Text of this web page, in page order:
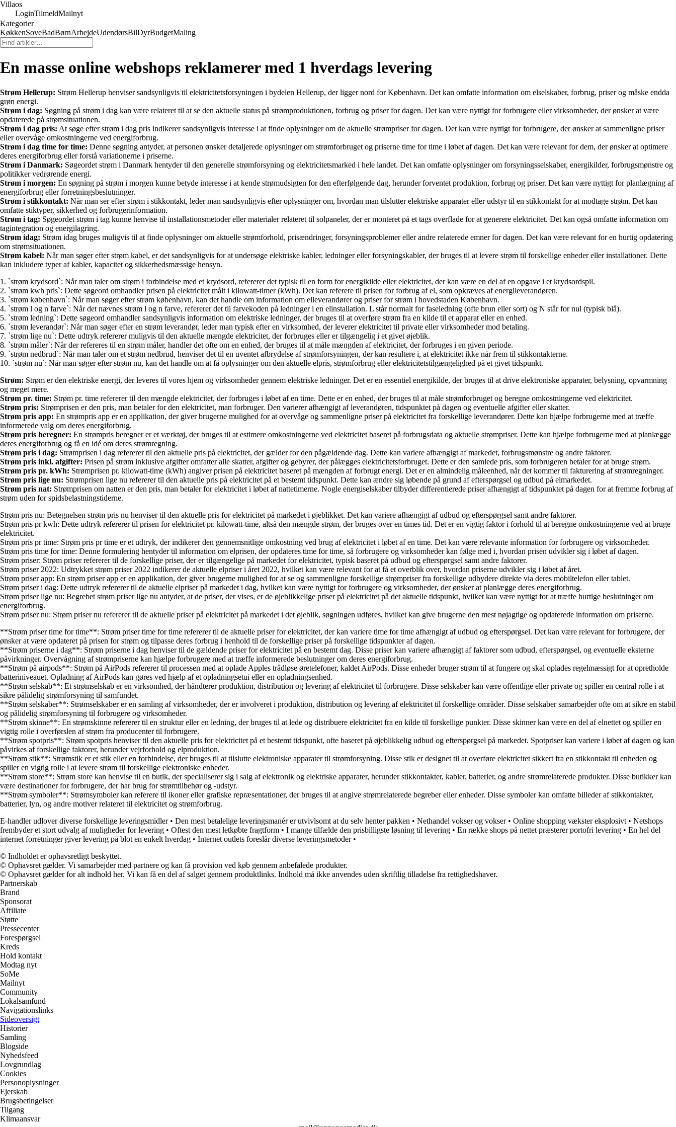
Villaos
LoginTilmeldMailnyt
Kategorier
KøkkenSoveBadBørnArbejdeUdendørsBilDyrBudgetMaling
En masse online webshops reklamerer med 1 hverdags levering
Strøm Hellerup: Strøm Hellerup henviser sandsynligvis til elektricitetsforsyningen i bydelen Hellerup, der ligger nord for København. Det kan omfatte information om elselskaber, forbrug, priser og måske endda
grøn energi.
Strøm i dag: Søgning på strøm i dag kan være relateret til at se den aktuelle status på strømproduktionen, forbrug og priser for dagen. Det kan være nyttigt for forbrugere eller virksomheder, der ønsker at være
opdaterede på strømsituationen.
Strøm i dag pris: At søge efter strøm i dag pris indikerer sandsynligvis interesse i at finde oplysninger om de aktuelle strømpriser for dagen. Det kan være nyttigt for forbrugere, der ønsker at sammenligne priser
eller overvåge omkostningerne ved energiforbrug.
Strøm i dag time for time: Denne søgning antyder, at personen ønsker detaljerede oplysninger om strømforbruget og priserne time for time i løbet af dagen. Det kan være relevant for dem, der ønsker at optimere
deres energiforbrug eller forstå variationerne i priserne.
Strøm i Danmark: Søgeordet strøm i Danmark hentyder til den generelle strømforsyning og elektricitetsmarked i hele landet. Det kan omfatte oplysninger om forsyningsselskaber, energikilder, forbrugsmønstre og
politikker vedrørende energi.
Strøm i morgen: En søgning på strøm i morgen kunne betyde interesse i at kende strømudsigten for den efterfølgende dag, herunder forventet produktion, forbrug og priser. Det kan være nyttigt for planlægning af
energiforbrug eller forretningsbeslutninger.
Strøm i stikkontakt: Når man ser efter strøm i stikkontakt, leder man sandsynligvis efter oplysninger om, hvordan man tilslutter elektriske apparater eller udstyr til en stikkontakt for at modtage strøm. Det kan
omfatte stiktyper, sikkerhed og forbrugerinformation.
Strøm i tag: Søgeordet strøm i tag kunne henvise til installationsmetoder eller materialer relateret til solpaneler, der er monteret på et tags overflade for at generere elektricitet. Det kan også omfatte information om
tagintegration og energilagring.
Strøm idag: Strøm idag bruges muligvis til at finde oplysninger om aktuelle strømforhold, prisændringer, forsyningsproblemer eller andre relaterede emner for dagen. Det kan være relevant for en hurtig opdatering
om strømsituationen.
Strøm kabel: Når man søger efter strøm kabel, er det sandsynligvis for at undersøge elektriske kabler, ledninger eller forsyningskabler, der bruges til at levere strøm til forskellige enheder eller installationer. Dette
kan inkludere typer af kabler, kapacitet og sikkerhedsmæssige hensyn.
1. `strøm krydsord`: Når man taler om strøm i forbindelse med et krydsord, refererer det typisk til en form for energikilde eller elektricitet, der kan være en del af en opgave i et krydsordspil.
2. `strøm kwh pris`: Dette søgeord omhandler prisen på elektricitet målt i kilowatt-timer (kWh). Det kan referere til prisen for forbrug af el, som opkræves af energileverandøren.
3. `strøm københavn`: Når man søger efter strøm københavn, kan det handle om information om elleverandører og priser for strøm i hovedstaden København.
4. `strøm l og n farve`: Når det nævnes strøm l og n farve, refererer det til farvekoden på ledninger i en elinstallation. L står normalt for faseledning (ofte brun eller sort) og N står for nul (typisk blå).
5. `strøm ledning`: Dette søgeord omhandler sandsynligvis information om elektriske ledninger, der bruges til at overføre strøm fra en kilde til et apparat eller en enhed.
6. `strøm leverandør`: Når man søger efter en strøm leverandør, leder man typisk efter en virksomhed, der leverer elektricitet til private eller virksomheder mod betaling.
7. `strøm lige nu`: Dette udtryk refererer muligvis til den aktuelle mængde elektricitet, der forbruges eller er tilgængelig i et givet øjeblik.
8. `strøm måler`: Når der refereres til en strøm måler, handler det ofte om en enhed, der bruges til at måle mængden af elektricitet, der forbruges i en given periode.
9. `strøm nedbrud`: Når man taler om et strøm nedbrud, henviser det til en uventet afbrydelse af strømforsyningen, der kan resultere i, at elektricitet ikke når frem til stikkontakterne.
10. `strøm nu`: Når man søger efter strøm nu, kan det handle om at få oplysninger om den aktuelle elpris, strømforbrug eller elektricitetstilgængelighed på et givet tidspunkt.
Strøm: Strøm er den elektriske energi, der leveres til vores hjem og virksomheder gennem elektriske ledninger. Det er en essentiel energikilde, der bruges til at drive elektroniske apparater, belysning, opvarmning
og meget mere.
Strøm pr. time: Strøm pr. time refererer til den mængde elektricitet, der forbruges i løbet af en time. Dette er en enhed, der bruges til at måle strømforbruget og beregne omkostningerne ved elektricitet.
Strøm pris: Strømprisen er den pris, man betaler for den elektricitet, man forbruger. Den varierer afhængigt af leverandøren, tidspunktet på dagen og eventuelle afgifter eller skatter.
Strøm pris app: En strømpris app er en applikation, der giver brugerne mulighed for at overvåge og sammenligne priser på elektricitet fra forskellige leverandører. Dette kan hjælpe forbrugerne med at træffe
informerede valg om deres energiforbrug.
Strøm pris beregner: En strømpris beregner er et værktøj, der bruges til at estimere omkostningerne ved elektricitet baseret på forbrugsdata og aktuelle strømpriser. Dette kan hjælpe forbrugerne med at planlægge
deres energiforbrug og få en idé om deres strømregning.
Strøm pris i dag: Strømprisen i dag refererer til den aktuelle pris på elektricitet, der gælder for den pågældende dag. Dette kan variere afhængigt af markedet, forbrugsmønstre og andre faktorer.
Strøm pris inkl. afgifter: Prisen på strøm inklusive afgifter omfatter alle skatter, afgifter og gebyrer, der pålægges elektricitetsforbruget. Dette er den samlede pris, som forbrugeren betaler for at bruge strøm.
Strøm pris pr. kWh: Strømprisen pr. kilowatt-time (kWh) angiver prisen på elektricitet baseret på mængden af forbrugt energi. Det er en almindelig måleenhed, når det kommer til fakturering af strømregninger.
Strøm pris lige nu: Strømprisen lige nu refererer til den aktuelle pris på elektricitet på et bestemt tidspunkt. Dette kan ændre sig løbende på grund af efterspørgsel og udbud på elmarkedet.
Strøm pris nat: Strømprisen om natten er den pris, man betaler for elektricitet i løbet af nattetimerne. Nogle energiselskaber tilbyder differentierede priser afhængigt af tidspunktet på dagen for at fremme forbrug af
strøm uden for spidsbelastningstiderne.
Strøm pris nu: Betegnelsen strøm pris nu henviser til den aktuelle pris for elektricitet på markedet i øjeblikket. Det kan variere afhængigt af udbud og efterspørgsel samt andre faktorer.
Strøm pris pr kwh: Dette udtryk refererer til prisen for elektricitet pr. kilowatt-time, altså den mængde strøm, der bruges over en times tid. Det er en vigtig faktor i forhold til at beregne omkostningerne ved at bruge
elektricitet.
Strøm pris pr time: Strøm pris pr time er et udtryk, der indikerer den gennemsnitlige omkostning ved brug af elektricitet i løbet af en time. Det kan være relevante information for forbrugere og virksomheder.
Strøm pris time for time: Denne formulering hentyder til information om elprisen, der opdateres time for time, så forbrugere og virksomheder kan følge med i, hvordan prisen udvikler sig i løbet af dagen.
Strøm priser: Strøm priser refererer til de forskellige priser, der er tilgængelige på markedet for elektricitet, typisk baseret på udbud og efterspørgsel samt andre faktorer.
Strøm priser 2022: Udtrykket strøm priser 2022 indikerer de aktuelle elpriser i året 2022, hvilket kan være relevant for at få et overblik over, hvordan priserne udvikler sig i løbet af året.
Strøm priser app: En strøm priser app er en applikation, der giver brugerne mulighed for at se og sammenligne forskellige strømpriser fra forskellige udbydere direkte via deres mobiltelefon eller tablet.
Strøm priser i dag: Dette udtryk refererer til de aktuelle elpriser på markedet i dag, hvilket kan være nyttigt for forbrugere og virksomheder, der ønsker at planlægge deres energiforbrug.
Strøm priser lige nu: Begrebet strøm priser lige nu antyder, at de priser, der vises, er de øjeblikkelige priser på elektricitet på det aktuelle tidspunkt, hvilket kan være nyttigt for at træffe hurtige beslutninger om
energiforbrug.
Strøm priser nu: Strøm priser nu refererer til de aktuelle priser på elektricitet på markedet i det øjeblik, søgningen udføres, hvilket kan give brugerne den mest nøjagtige og opdaterede information om priserne.
**Strøm priser time for time**: Strøm priser time for time refererer til de aktuelle priser for elektricitet, der kan variere time for time afhængigt af udbud og efterspørgsel. Det kan være relevant for forbrugere, der
ønsker at være opdateret på prisen for strøm og tilpasse deres forbrug i henhold til de forskellige priser på forskellige tidspunkter af dagen.
**Strøm priserne i dag**: Strøm priserne i dag henviser til de gældende priser for elektricitet på en bestemt dag. Disse priser kan variere afhængigt af faktorer som udbud, efterspørgsel, og eventuelle eksterne
påvirkninger. Overvågning af strømpriserne kan hjælpe forbrugere med at træffe informerede beslutninger om deres energiforbrug.
**Strøm på airpods**: Strøm på AirPods refererer til processen med at oplade Apples trådløse øretelefoner, kaldet AirPods. Disse enheder bruger strøm til at fungere og skal oplades regelmæssigt for at opretholde
batteriniveauet. Opladning af AirPods kan gøres ved hjælp af et opladningsetui eller en opladningsenhed.
**Strøm selskab**: Et strømselskab er en virksomhed, der håndterer produktion, distribution og levering af elektricitet til forbrugere. Disse selskaber kan være offentlige eller private og spiller en central rolle i at
sikre pålidelig strømforsyning til samfundet.
**Strøm selskaber**: Strømselskaber er en samling af virksomheder, der er involveret i produktion, distribution og levering af elektricitet til forskellige områder. Disse selskaber samarbejder ofte om at sikre en stabil
og pålidelig strømforsyning til forbrugere og virksomheder.
**Strøm skinne**: En strømskinne refererer til en struktur eller en ledning, der bruges til at lede og distribuere elektricitet fra en kilde til forskellige punkter. Disse skinner kan være en del af elnettet og spiller en
vigtig rolle i overførslen af strøm fra producenter til forbrugere.
**Strøm spotpris**: Strøm spotpris henviser til den aktuelle pris for elektricitet på et bestemt tidspunkt, ofte baseret på øjeblikkelig udbud og efterspørgsel på markedet. Spotpriser kan variere i løbet af dagen og kan
påvirkes af forskellige faktorer, herunder vejrforhold og elproduktion.
**Strøm stik**: Strømstik er et stik eller en forbindelse, der bruges til at tilslutte elektroniske apparater til strømforsyning. Disse stik er designet til at overføre elektricitet sikkert fra en stikkontakt til enheden og
spiller en vigtig rolle i at levere strøm til forskellige elektroniske enheder.
**Strøm store**: Strøm store kan henvise til en butik, der specialiserer sig i salg af elektronik og elektriske apparater, herunder stikkontakter, kabler, batterier, og andre strømrelaterede produkter. Disse butikker kan
være destinationer for forbrugere, der har brug for strømtilbehør og -udstyr.
**Strøm symboler**: Strømsymboler kan referere til ikoner eller grafiske repræsentationer, der bruges til at angive strømrelaterede begreber eller enheder. Disse symboler kan omfatte billeder af stikkontakter,
batterier, lyn, og andre motiver relateret til elektricitet og strømforbrug.
E-handler udlover diverse forskellige leveringsmidler• Den mest betalelige leveringsmanér er utvivlsomt at du selv henter pakken • Nethandel vokser og vokser• Online shopping vækster eksplosivt • Netshops
frembyder et stort udvalg af muligheder for levering • Oftest den mest letkøbte fragtform • I mange tilfælde den prisbilligste løsning til levering • En række shops på nettet præsterer portofri levering • En hel del
internet forretninger giver levering på blot en enkelt hverdag • Internet outlets foreslår diverse leveringsmetoder•
© Indholdet er ophavsretligt beskyttet.
© Ophavsret gælder. Vi samarbejder med partnere og kan få provision ved køb gennem anbefalede produkter.
© Ophavsret gælder for alt indhold her. Vi kan få en del af salget gennem produktlinks. Indhold må ikke anvendes uden skriftlig tilladelse fra rettighedshaver.
Partnerskab
Brand
Sponsorat
Affiliate
Støtte
Pressecenter
Forespørgsel
Kreds
Hold kontakt
Modtag nyt
SoMe
Mailnyt
Community
Lokalsamfund
Navigationslinks
Sideoversigt
Historier
Samling
Blogside
Nyhedsfeed
Lovgrundlag
Cookies
Personoplysninger
Ejerskab
Brugsbetingelser
Tilgang
Klimaansvar